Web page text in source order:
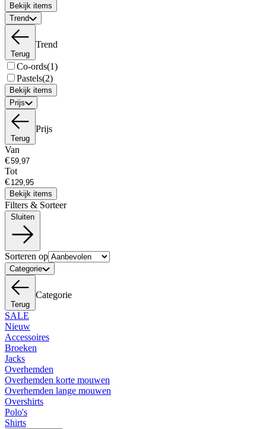
Bekijk items
Trend
Terug
Trend
Co-ords(1)
Pastels(2)
Bekijk items
Prijs
Terug
Prijs
Van
€
Tot
€
Bekijk items
Filters & Sorteer
Sorteren op
Categorie
Terug
Categorie
SALE
Nieuw
Accessoires
Broeken
Jacks
Overhemden
Overhemden korte mouwen
Overhemden lange mouwen
Overshirts
Polo's
Shirts